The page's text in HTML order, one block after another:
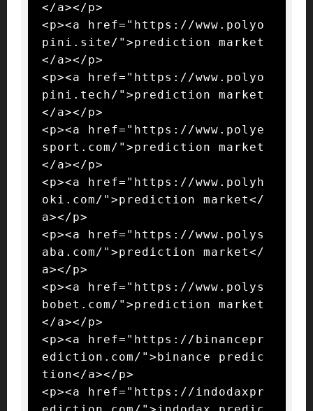
</a></p>
<p><a href="https://www.polyo
pini.site/">prediction market
</a></p>
<p><a href="https://www.polyo
pini.tech/">prediction market
</a></p>
<p><a href="https://www.polye
sport.com/">prediction market
</a></p>
<p><a href="https://www.polyh
oki.com/">prediction market</
a></p>
<p><a href="https://www.polys
aba.com/">prediction market</
a></p>
<p><a href="https://www.polys
bobet.com/">prediction market
</a></p>
<p><a href="https://binancepr
ediction.com/">binance predic
tion</a></p>
<p><a href="https://indodaxpr